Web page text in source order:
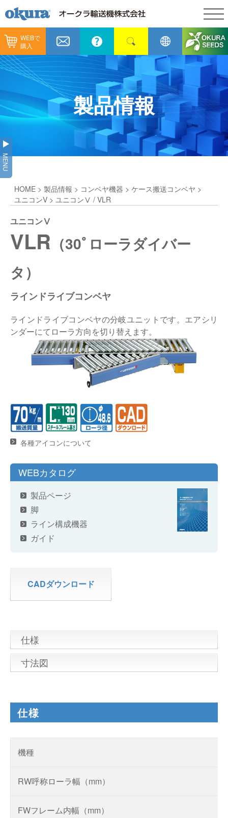
WEBで
購入
製品情報
製品情報
コンベヤ機器
コンベヤ機器を探す
ヒント集
GTPシステム
仕分けシステム
ピッキングシステム
保管システム
パレタイズ・デパレタイズシステム
バンニング・デバンニングシステム
バーチカル装置（垂直搬送機）
納入事例
納入事例
全業種
飲料
通販
食品
メンテナンス
カタログ／CAD
代表あいさつ
企業理念
会社概要
事業所一覧
オークラグループ
事業紹介
採用情報
ショールーム
オークラミュージアム
新着情報
生産終了品
物流用語集
オークラ育英財団
製品情報
MENU
HOME > 製品情報 > コンベヤ機器 > ケース搬送コンベヤ >
ユニコンV > ユニコンⅤ / VLR
ユニコンⅤ
VLR （30ﾟローラダイバー
タ）
ラインドライブコンベヤ
ラインドライブコンベヤの分岐ユニットです。エアシリ
ンダーにてローラ方向を切り替えます。
各種アイコンについて
WEBカタログ
製品ページ
脚
ライン構成機器
ガイド
CADダウンロード
仕様
寸法図
仕様
機種
RW呼称ローラ幅（mm）
FWフレーム内幅（mm）